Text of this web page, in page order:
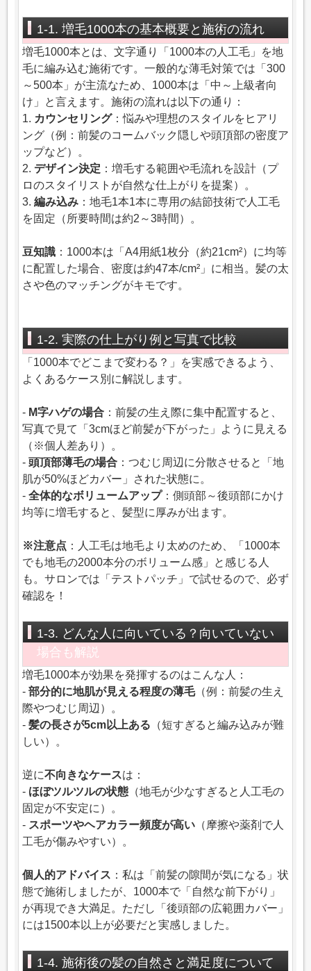
1-1. 増毛1000本の基本概要と施術の流れ
増毛1000本とは、文字通り「1000本の人工毛」を地
毛に編み込む施術です。一般的な薄毛対策では「300
～500本」が主流なため、1000本は「中～上級者向
け」と言えます。施術の流れは以下の通り：
1. カウンセリング：悩みや理想のスタイルをヒアリ
ング（例：前髪のコームバック隠しや頭頂部の密度ア
ップなど）。
2. デザイン決定 ：増毛する範囲や毛流れを設計（プ
ロのスタイリストが自然な仕上がりを提案）。
3. 編み込み ：地毛1本1本に専用の結節技術で人工毛
を固定（所要時間は約2～3時間）。
豆知識 ：1000本は「A4用紙1枚分（約21cm²）に均等
に配置した場合、密度は約47本/cm²」に相当。髪の太
さや色のマッチングがキモです。
1-2. 実際の仕上がり例と写真で比較
「1000本でどこまで変わる？」を実感できるよう、
よくあるケース別に解説します。
- M字ハゲの場合 ：前髪の生え際に集中配置すると、
写真で見て「3cmほど前髪が下がった」ように見える
（※個人差あり）。
- 頭頂部薄毛の場合 ：つむじ周辺に分散させると「地
肌が50%ほどカバー」された状態に。
- 全体的なボリュームアップ：側頭部～後頭部にかけ
均等に増毛すると、髪型に厚みが出ます。
※注意点 ：人工毛は地毛より太めのため、「1000本
でも地毛の2000本分のボリューム感」と感じる人
も。サロンでは「テストパッチ」で試せるので、必ず
確認を！
1-3. どんな人に向いている？向いていない
場合も解説
増毛1000本が効果を発揮するのはこんな人：
- 部分的に地肌が見える程度の薄毛（例：前髪の生え
際やつむじ周辺）。
- 髪の長さが5cm以上ある （短すぎると編み込みが難
しい）。
逆に不向きなケースは：
- ほぼツルツルの状態 （地毛が少なすぎると人工毛の
固定が不安定に）。
- スポーツやヘアカラー頻度が高い （摩擦や薬剤で人
工毛が傷みやすい）。
個人的アドバイス ：私は「前髪の隙間が気になる」状
態で施術しましたが、1000本で「自然な前下がり」
が再現でき大満足。ただし「後頭部の広範囲カバー」
には1500本以上が必要だと実感しました。
1-4. 施術後の髪の自然さと満足度について